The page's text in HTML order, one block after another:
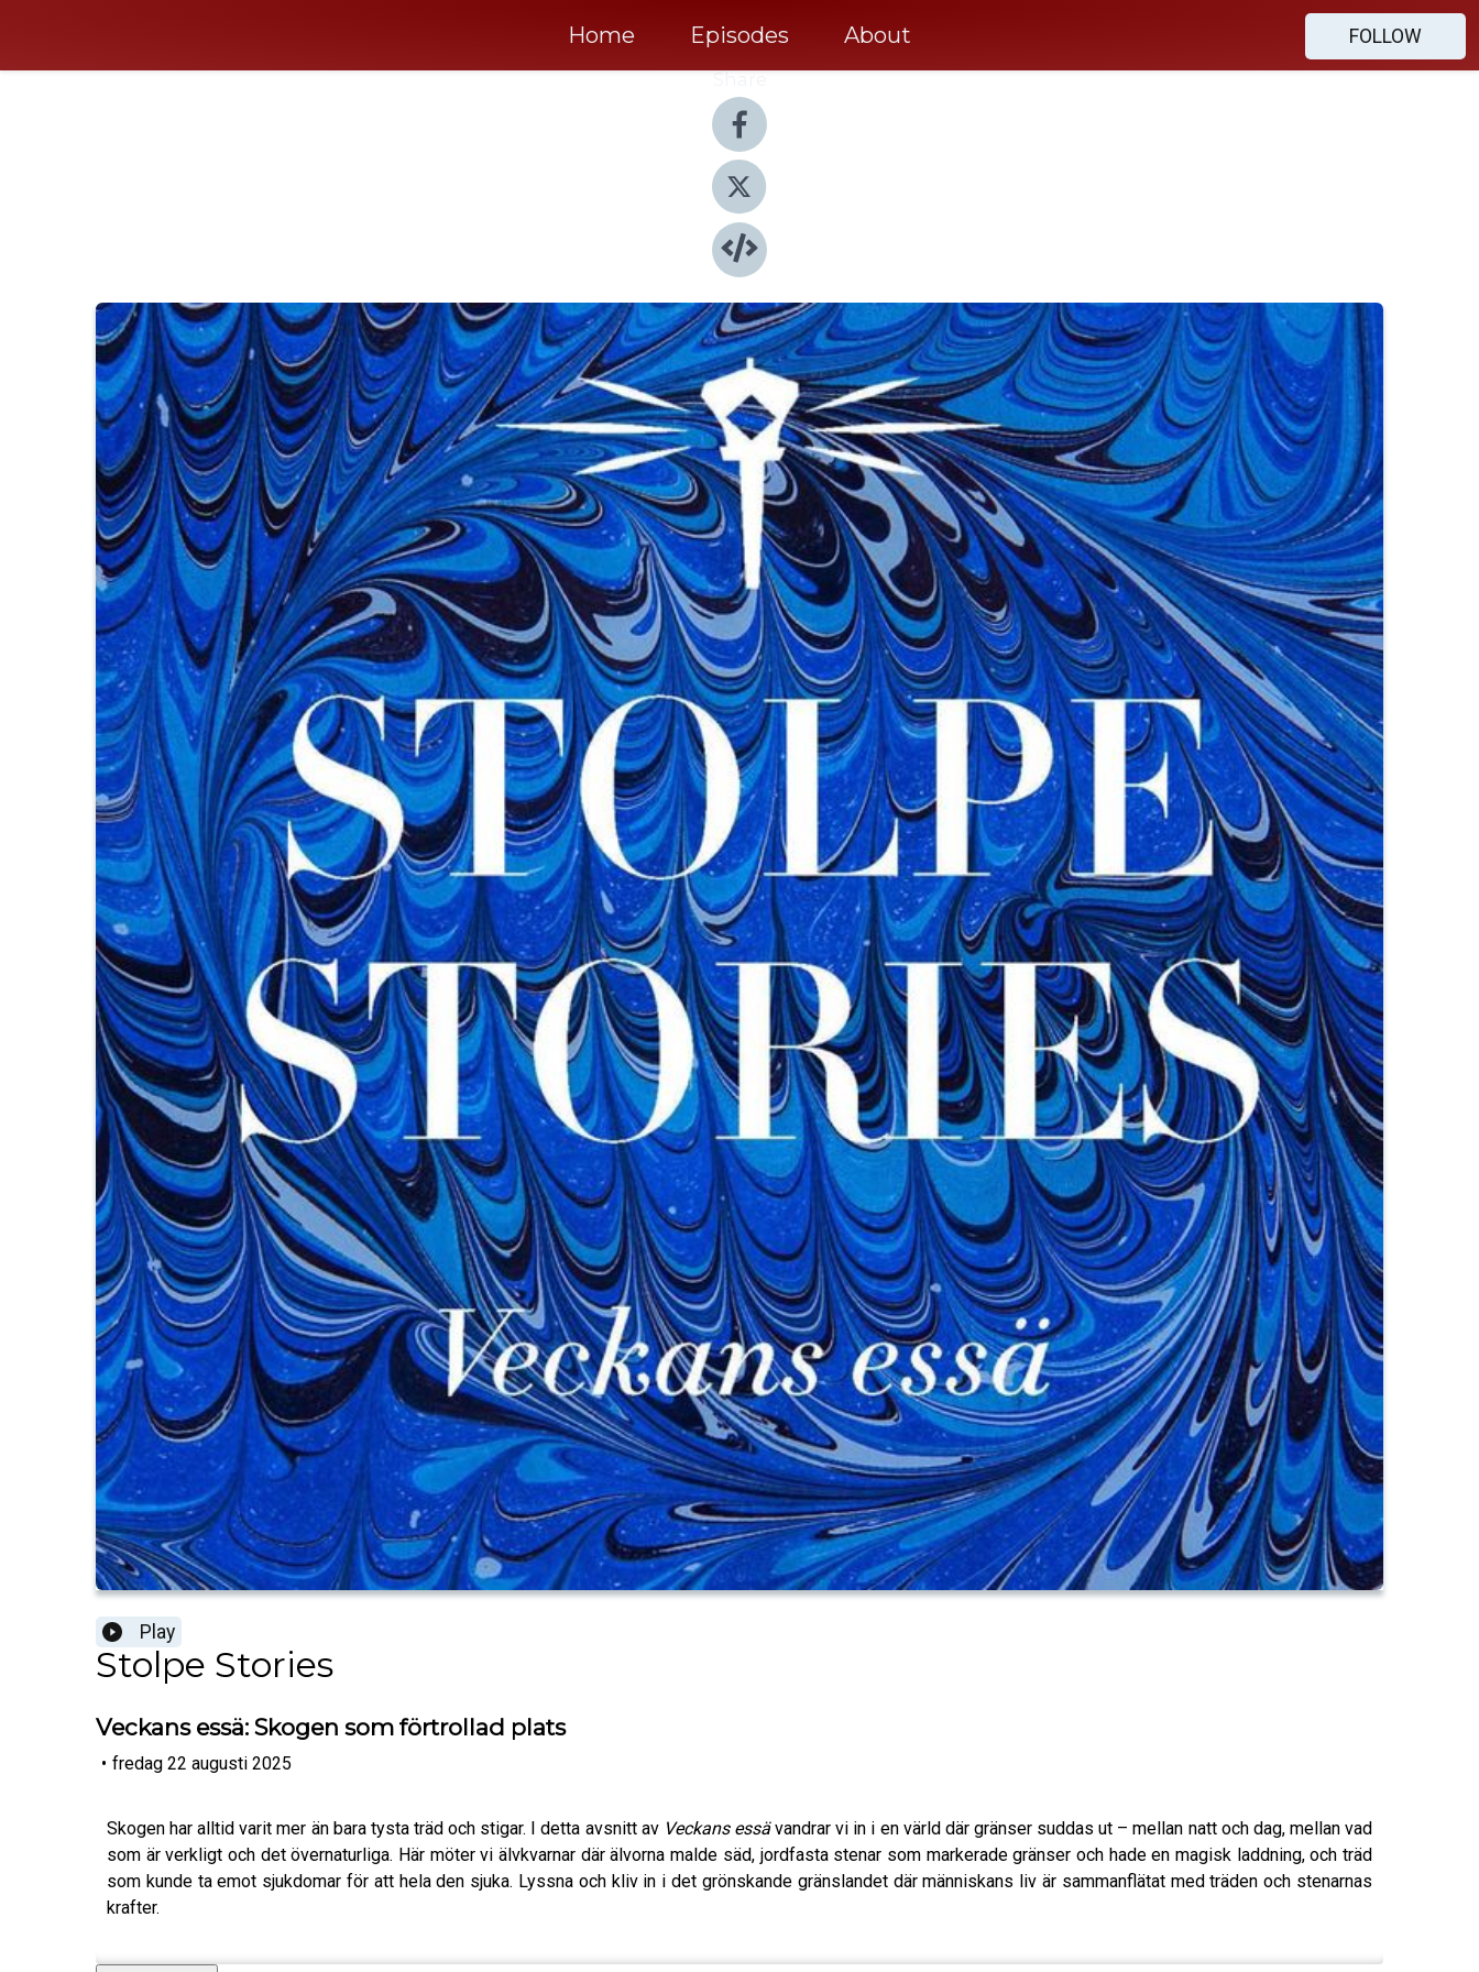
Home Episodes About
FOLLOW
Play
Stolpe Stories
Veckans essä: Skogen som förtrollad plats
• fredag 22 augusti 2025
Skogen har alltid varit mer än bara tysta träd och stigar. I detta avsnitt av Veckans essävandrar vi in i en värld där gränser suddas ut – mellan natt och dag, mellan vad
som är verkligt och det övernaturliga. Här möter vi älvkvarnar där älvorna malde säd, jordfasta stenar som markerade gränser och hade en magisk laddning, och träd
som kunde ta emot sjukdomar för att hela den sjuka. Lyssna och kliv in i det grönskande gränslandet där människans liv är sammanflätat med träden och stenarnas
krafter.